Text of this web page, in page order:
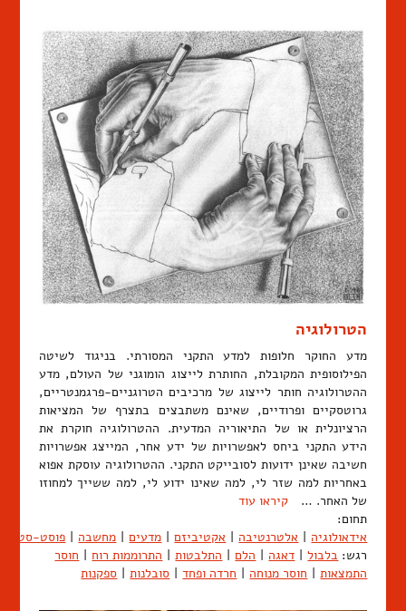
הטרולוגיה
מדע החוקר חלופות למדע התקני המסורתי. בניגוד לשיטה
הפילוסופית המקובלת, החותרת לייצוג הומוגני של העולם, מדע
ההטרולוגיה חותר לייצוג של מרכיבים הטרוגניים-פרגמנטריים,
גרוטסקיים ופרודיים, שאינם משתבצים בתצרף של המציאות
הרציונלית או של התיאוריה המדעית. ההטרולוגיה חוקרת את
הידע התקני ביחס לאפשרויות של ידע אחר, המייצג אפשרויות
חשיבה שאינן ידועות לסובייקט התקני. ההטרולוגיה עוסקת אפוא
באחריות למה שזר לי, למה שאינו ידוע לי, למה ששייך למחוזו
של האחר. … קיראו עוד
תחום:
אידאולוגיה
אלטרנטיבה אקטיביזם מדעים מחשבה
פוסט-
רגש: בלבול דאגה הלם התלבטות התרוממות רוח
חוסר
התמצאות
חוסר מנוחה חרדה ופחד סובלנות ספקנות